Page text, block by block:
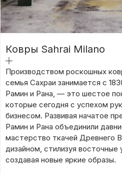
Ковры Sahrai Milano
Производством роскошных
семья Сахраи занимается с
Рамин и Рана, — это шестое
которые сегодня с успехом
бизнесом. Развивая начатое
Рамин и Рана объединили
мастерство ткачей Древнего
дизайном, стилизуя восточные
создавая новые яркие образы.
подробнее